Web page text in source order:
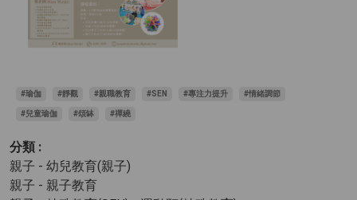
#瑜伽 #靜觀 #親職教育 #SEN #專注力提升 #情緒調節
#兒童瑜伽 #頌缽 #禪繞
分類 :
親子 - 幼兒教育(親子)
親子 - 親子教育